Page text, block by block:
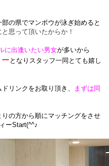
の県でマンボウが泳ぎ始めると
思って頂いたからか！
に出逢いたい男女が多いから
となりスタッフ一同とても嬉し
リンクをお取り頂き、
まずは同
の方から順にマッチングをさせ
ーStart(^^♪